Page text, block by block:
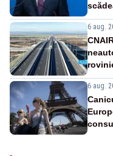
6 aug.
6 aug.